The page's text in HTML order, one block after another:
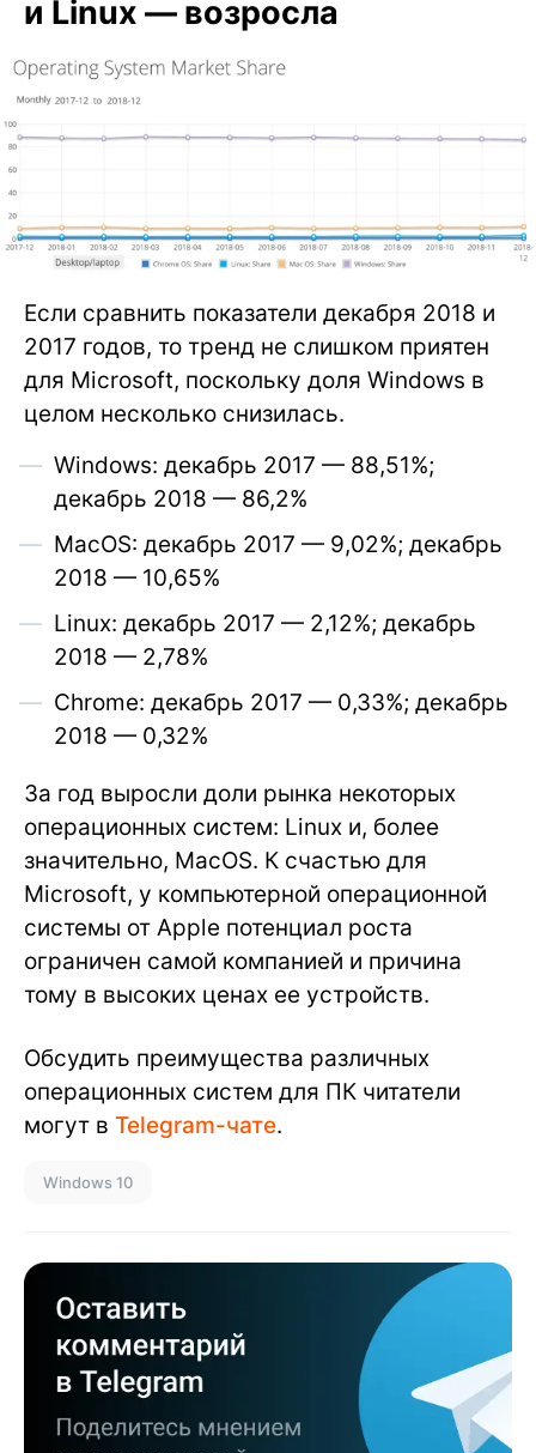
и Linux — возросла
Если сравнить показатели декабря 2018 и
2017 годов, то тренд не слишком приятен
для Microsoft, поскольку доля Windows в
целом несколько снизилась.
Windows: декабрь 2017 — 88,51%;
декабрь 2018 — 86,2%
MacOS: декабрь 2017 — 9,02%; декабрь
2018 — 10,65%
Linux: декабрь 2017 — 2,12%; декабрь
2018 — 2,78%
Chrome: декабрь 2017 — 0,33%; декабрь
2018 — 0,32%
За год выросли доли рынка некоторых
операционных систем: Linux и, более
значительно, MacOS. К счастью для
Microsoft, у компьютерной операционной
системы от Apple потенциал роста
ограничен самой компанией и причина
тому в высоких ценах ее устройств.
Обсудить преимущества различных
операционных систем для ПК читатели
могут в Telegram-чате.
Windows 10